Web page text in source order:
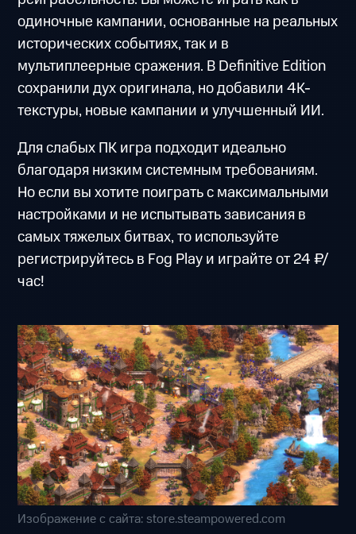
одиночные кампании, основанные на реальных
исторических событиях, так и в
мультиплеерные сражения. В Definitive Edition
сохранили дух оригинала, но добавили 4K-
текстуры, новые кампании и улучшенный ИИ.
Для слабых ПК игра подходит идеально
благодаря низким системным требованиям.
Но если вы хотите поиграть с максимальными
настройками и не испытывать зависания в
самых тяжелых битвах, то используйте
регистрируйтесь в Fog Play и играйте от 24 ₽/
час!
Изображение с сайта: store.steampowered.com